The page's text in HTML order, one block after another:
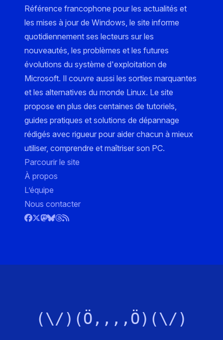
Référence francophone pour les actualités et
les mises à jour de Windows, le site informe
quotidiennement ses lecteurs sur les
nouveautés, les problèmes et les futures
évolutions du système d'exploitation de
Microsoft. Il couvre aussi les sorties marquantes
et les alternatives du monde Linux. Le site
propose en plus des centaines de tutoriels,
guides pratiques et solutions de dépannage
rédigés avec rigueur pour aider chacun à mieux
utiliser, comprendre et maîtriser son PC.
Parcourir le site
À propos
L’équipe
Nous contacter
(\/)(Ö,,,,Ö)(\/)